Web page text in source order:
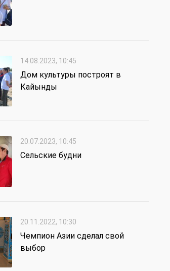
14.08.2023, 10:45
Дом культуры построят в
Кайынды
20.07.2023, 10:45
Сельские будни
20.11.2022, 10:30
Чемпион Азии сделал свой
выбор